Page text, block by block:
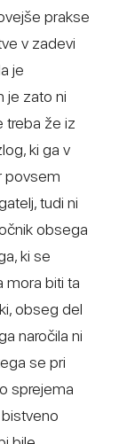
prakse
v zadevi
je
je zato ni
treba že iz
ki ga v
povsem
tudi ni
obsega
ki se
mora biti ta
obseg del
naročila ni
se pri
sprejema